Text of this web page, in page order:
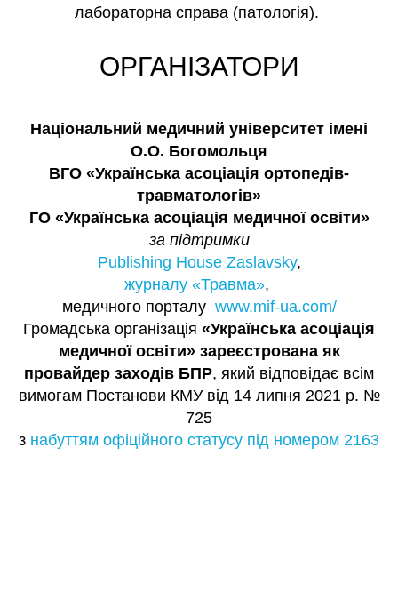
лабораторна справа (патологія).
ОРГАНІЗАТОРИ
Національний медичний університет імені
О.О. Богомольця
ВГО «Українська асоціація ортопедів-
травматологів»
ГО «Українська асоціація медичної освіти»
за підтримки
Publishing House Zaslavsky,
журналу «Травма»,
медичного порталу www.mif-ua.com/
Громадська організація «Українська асоціація
медичної освіти» зареєстрована як
провайдер заходів БПР, який відповідає всім
вимогам Постанови КМУ від 14 липня 2021 р. №
725
з набуттям офіційного статусу під номером 2163